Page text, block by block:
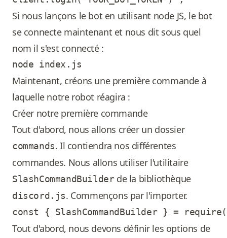
Si nous lançons le bot en utilisant node JS, le bot
se connecte maintenant et nous dit sous quel
nom il s'est connecté :
Maintenant, créons une première commande à
laquelle notre robot réagira :
Créer notre première commande
Tout d'abord, nous allons créer un dossier
commands. Il contiendra nos différentes
commandes. Nous allons utiliser l'utilitaire
SlashCommandBuilderde la bibliothèque
discord.js. Commençons par l'importer.
Tout d'abord, nous devons définir les options de